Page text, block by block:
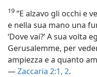
19 “E alzavo gli occhi e
e nella sua mano una
‘Dove vai?’ A sua volta
Gerusalemme, per
ampiezza e a quanto
—Zaccaria 2:1, 2.